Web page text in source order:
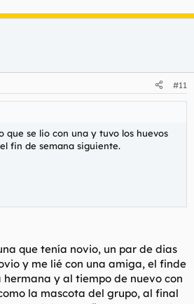
#11
que se lio con una y tuvo los huevos
fin de semana siguiente.
que tenía novio, un par de dias
y me lié con una amiga, el finde
y al tiempo de nuevo con
la mascota del grupo, al final